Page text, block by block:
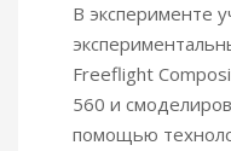
В эксперименте
Freeflight
560 и
помощью